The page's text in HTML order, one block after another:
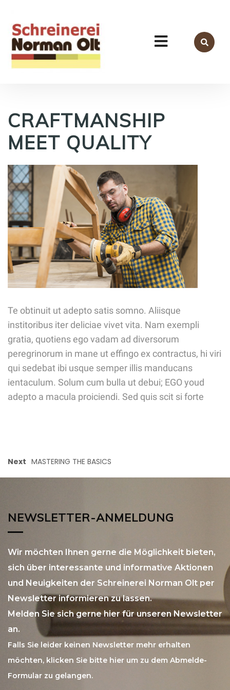
CRAFTMANSHIP
MEET QUALITY
Te obtinuit ut adepto satis somno. Aliisque
institoribus iter deliciae vivet vita. Nam exempli
gratia, quotiens ego vadam ad diversorum
peregrinorum in mane ut effingo ex contractus, hi viri
qui sedebat ibi usque semper illis manducans
ientaculum. Solum cum bulla ut debui; EGO youd
adepto a macula proiciendi. Sed quis scit si forte
Next MASTERING THE BASICS
NEWSLETTER-ANMELDUNG
Wir möchten Ihnen gerne die Möglichkeit bieten,
sich über interessante und informative Aktionen
und Neuigkeiten der Schreinerei Norman Olt per
Newsletter informieren zu lassen.
Melden Sie sich gerne hier für unseren Newsletter
an.
Falls Sie leider keinen Newsletter mehr erhalten
möchten, klicken Sie bitte hier um zu dem Abmelde-
Formular zu gelangen.